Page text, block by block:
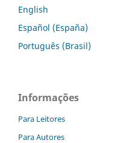
English
Español (España)
Português (Brasil)
Informações
Para Leitores
Para Autores